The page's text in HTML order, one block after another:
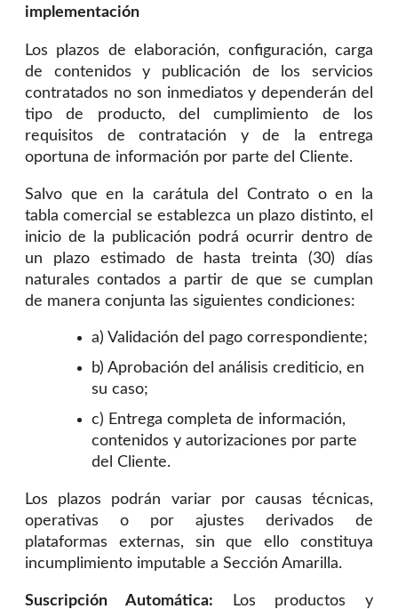
implementación
Los plazos de elaboración, configuración, carga
de contenidos y publicación de los servicios
contratados no son inmediatos y dependerán del
tipo de producto, del cumplimiento de los
requisitos de contratación y de la entrega
oportuna de información por parte del Cliente.
Salvo que en la carátula del Contrato o en la
tabla comercial se establezca un plazo distinto, el
inicio de la publicación podrá ocurrir dentro de
un plazo estimado de hasta treinta (30) días
naturales contados a partir de que se cumplan
de manera conjunta las siguientes condiciones:
a) Validación del pago correspondiente;
b) Aprobación del análisis crediticio, en
su caso;
c) Entrega completa de información,
contenidos y autorizaciones por parte
del Cliente.
Los plazos podrán variar por causas técnicas,
operativas o por ajustes derivados de
plataformas externas, sin que ello constituya
incumplimiento imputable a Sección Amarilla.
Suscripción Automática: Los productos y